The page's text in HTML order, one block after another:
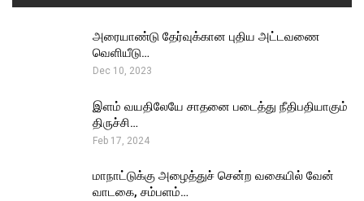
அரையாண்டு தேர்வுக்கான புதிய அட்டவணை
வெளியீடு…
Dec 10, 2023
இளம் வயதிலேயே சாதனை படைத்து நீதிபதியாகும்
திருச்சி…
Feb 17, 2024
மாநாட்டுக்கு அழைத்துச் சென்ற வகையில் வேன்
வாடகை, சம்பளம்…